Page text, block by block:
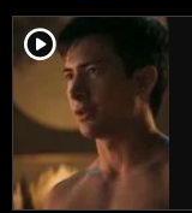
player2